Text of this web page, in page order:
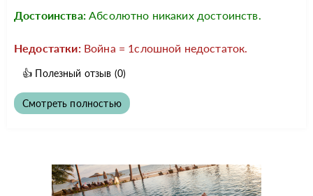
Достоинства: Абсолютно никаких достоинств.
Недостатки: Война = 1слошной недостаток.
👍 Полезный отзыв (0)
Смотреть полностью